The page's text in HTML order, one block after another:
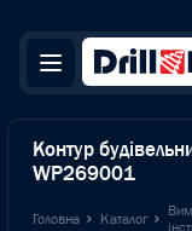
Контур
WP269001
Головна Каталог